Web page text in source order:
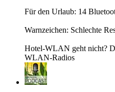
Für den Urlaub: 14
Warnzeichen: Schlechte
Hotel-WLAN geht nicht?
WLAN-Radios